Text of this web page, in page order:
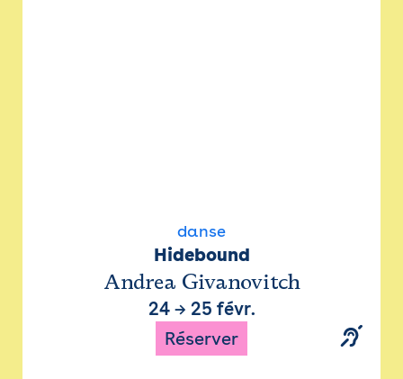
danse
Hidebound
Andrea Givanovitch
24→ 25 févr.
Réserver